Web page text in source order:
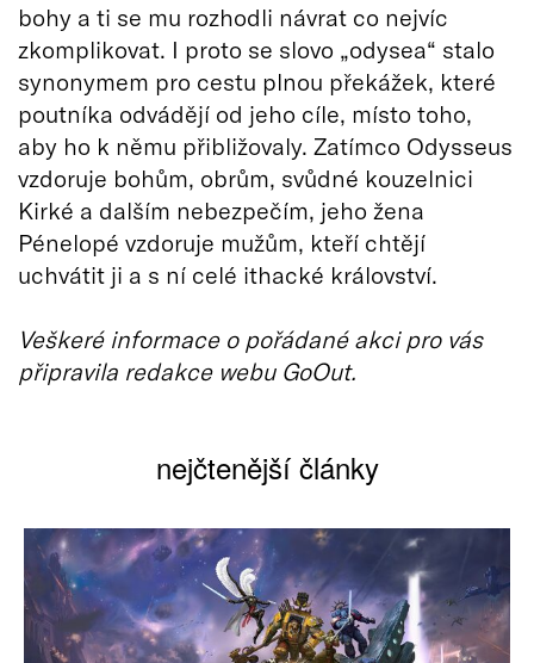
bohy a ti se mu rozhodli návrat co nejvíc
zkomplikovat. I proto se slovo „odysea“ stalo
synonymem pro cestu plnou překážek, které
poutníka odvádějí od jeho cíle, místo toho,
aby ho k němu přibližovaly. Zatímco Odysseus
vzdoruje bohům, obrům, svůdné kouzelnici
Kirké a dalším nebezpečím, jeho žena
Pénelopé vzdoruje mužům, kteří chtějí
uchvátit ji a s ní celé ithacké království.
Veškeré informace o pořádané akci pro vás
připravila redakce webu GoOut.
nejčtenější články